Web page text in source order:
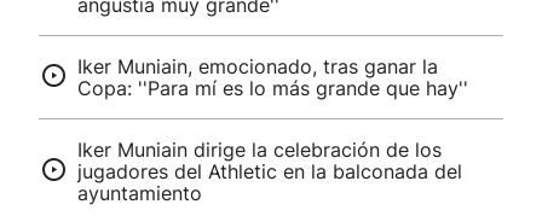
angustia muy grande''
Iker Muniain, emocionado, tras ganar la
Copa: ''Para mí es lo más grande que hay''
Iker Muniain dirige la celebración de los
jugadores del Athletic en la balconada del
ayuntamiento